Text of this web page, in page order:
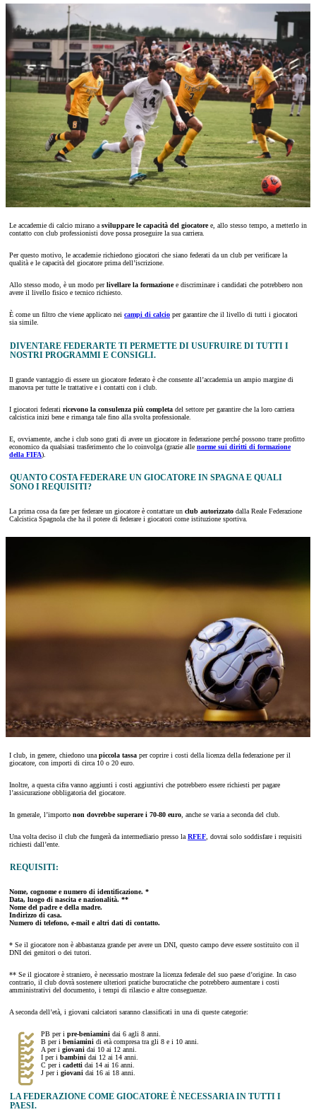
Le accademie di calcio mirano a sviluppare le capacità del giocatoree, allo stesso tempo, a metterlo in
contatto con club professionisti dove possa proseguire la sua carriera.
Per questo motivo, le accademie richiedono giocatori che siano federati da un club per verificare la
qualità e le capacità del giocatore prima dell’iscrizione.
Allo stesso modo, è un modo perlivellare la formazionee discriminare i candidati che potrebbero non
avere il livello fisico e tecnico richiesto.
È come un filtro che viene applicato nei campi di calcio per garantire che il livello di tutti i giocatori
sia simile.
DIVENTARE FEDERARTE TI PERMETTE DI USUFRUIRE DI TUTTI I
NOSTRI PROGRAMMI E CONSIGLI.
Il grande vantaggio di essere un giocatore federato è che consente all’accademia un ampio margine di
manovra per tutte le trattative e i contatti con i club.
I giocatori federati ricevono la consulenza più completa del settore per garantire che la loro carriera
calcistica inizi bene e rimanga tale fino alla svolta professionale.
E, ovviamente, anche i club sono grati di avere un giocatore in federazione perché possono trarre profitto
economico da qualsiasi trasferimento che lo coinvolga (grazie alle norme sui diritti di formazione
della FIFA).
QUANTO COSTA FEDERARE UN GIOCATORE IN SPAGNA E QUALI
SONO I REQUISITI?
La prima cosa da fare per federare un giocatore è contattare un club autorizzato dalla Reale Federazione
Calcistica Spagnola che ha il potere di federare i giocatori come istituzione sportiva.
I club, in genere, chiedono una piccola tassa per coprire i costi della licenza della federazione per il
giocatore, con importi di circa 10 o 20 euro.
Inoltre, a questa cifra vanno aggiunti i costi aggiuntivi che potrebbero essere richiesti per pagare
l’assicurazione obbligatoria del giocatore.
In generale, l’importo non dovrebbe superare i 70-80 euro , anche se varia a seconda del club.
Una volta deciso il club che fungerà da intermediario presso la RFEF , dovrai solo soddisfare i requisiti
richiesti dall’ente.
REQUISITI:
Nome, cognome e numero di identificazione. *
Data, luogo di nascita e nazionalità. **
Nome del padre e della madre.
Indirizzo di casa.
Numero di telefono, e-mail e altri dati di contatto.
* Se il giocatore non è abbastanza grande per avere un DNI, questo campo deve essere sostituito con il
DNI dei genitori o dei tutori.
** Se il giocatore è straniero, è necessario mostrare la licenza federale del suo paese d’origine. In caso
contrario, il club dovrà sostenere ulteriori pratiche burocratiche che potrebbero aumentare i costi
amministrativi del documento, i tempi di rilascio e altre conseguenze.
A seconda dell’età, i giovani calciatori saranno classificati in una di queste categorie:
PB per i pre-beniamini dai 6 agli 8 anni.
B per i beniamini di età compresa tra gli 8 e i 10 anni.
A per i giovani dai 10 ai 12 anni.
I per i bambini dai 12 ai 14 anni.
C per i cadetti dai 14 ai 16 anni.
J per i giovani dai 16 ai 18 anni.
LA FEDERAZIONE COME GIOCATORE È NECESSARIA IN TUTTI I
PAESI.